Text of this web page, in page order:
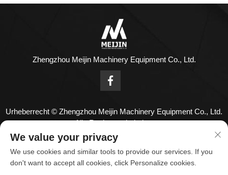
Zhengzhou Meijin Machinery Equipment Co., Ltd.
Urheberrecht © Zhengzhou Meijin Machinery Equipment Co., Ltd.
Alle Rechte vorbehalten
Kontaktieren Sie uns
Address: Nr. 1808, 18. Stock, Zhenghong Center, Nr. 126
We value your privacy
We use cookies and similar tools to provide our services. If you
don't want to accept all cookies, click Personalize cookies.